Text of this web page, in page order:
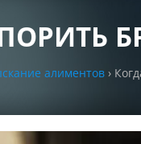
алиментов ›